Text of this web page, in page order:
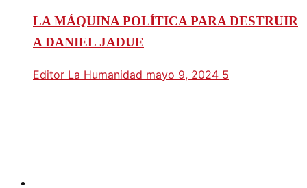
LA MÁQUINA POLÍTICA PARA DESTRUIR
A DANIEL JADUE
Editor La Humanidad mayo 9, 2024 5